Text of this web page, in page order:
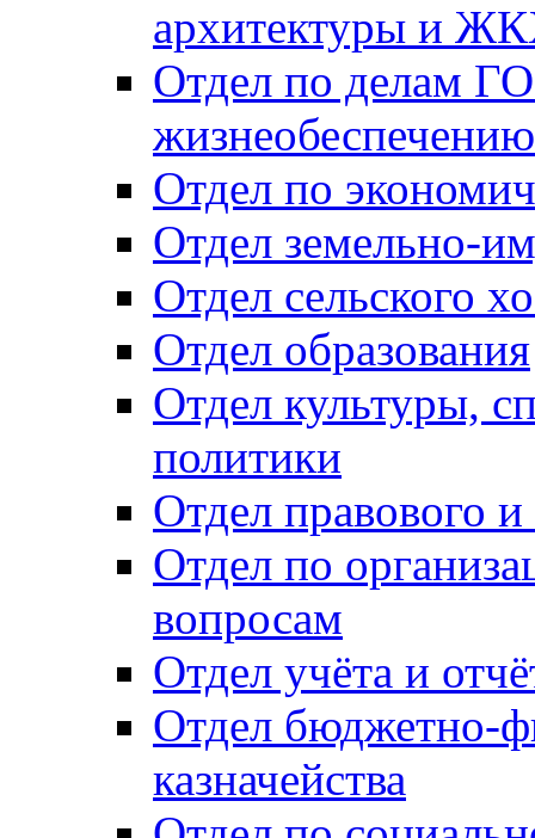
архитектуры и
Отдел по делам
Отдел по
Отдел земельно-
Отдел сельского
Отдел образования
Отдел культуры,
политики
Отдел правового
Отдел по
вопросам
Отдел учёта и
Отдел бюджетно-
казначейства